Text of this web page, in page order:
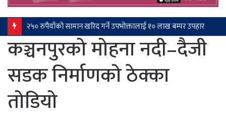
परराष्ट्र नीतिको केन्द्रमा आर्थिक कूटनीति छ: परराष्ट्रमन्त्री खनाल
कञ्चनपुरको मोहना नदी–दैजी
सडक निर्माणको ठेक्का
तोडियो